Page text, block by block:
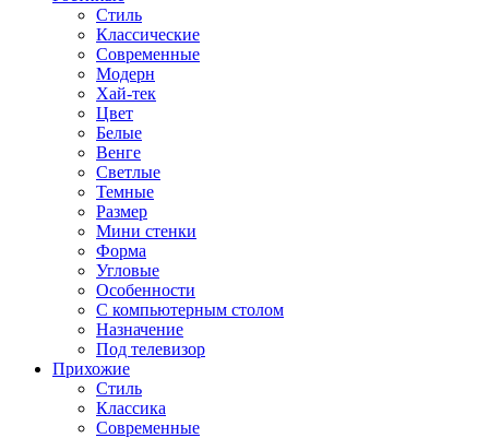
Стиль
Классические
Современные
Модерн
Хай-тек
Цвет
Белые
Венге
Светлые
Темные
Размер
Мини стенки
Форма
Угловые
Особенности
С компьютерным столом
Назначение
Под телевизор
Прихожие
Стиль
Классика
Современные